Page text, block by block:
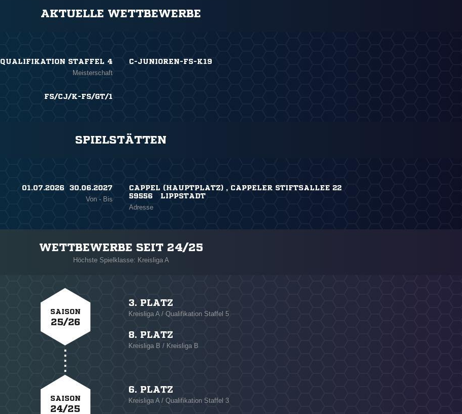
AKTUELLE WETTBEWERBE
QUALIFIKATION STAFFEL 4
Meisterschaft
C-JUNIOREN-FS-K19
FS/CJ/K-FS/GT/1
SPIELSTÄTTEN
01.07.2026 ​ 30.06.2027
Von - Bis
CAPPEL (HAUPTPLATZ) , CAPPELER STIFTSALLEE 22
59556 LIPPSTADT
Adresse
WETTBEWERBE SEIT 24/25
Höchste Spielklasse: Kreisliga A
SAISON
25/26
3. PLATZ
Kreisliga A / Qualifikation Staffel 5
8. PLATZ
Kreisliga B / Kreisliga B
SAISON
24/25
6. PLATZ
Kreisliga A / Qualifikation Staffel 3